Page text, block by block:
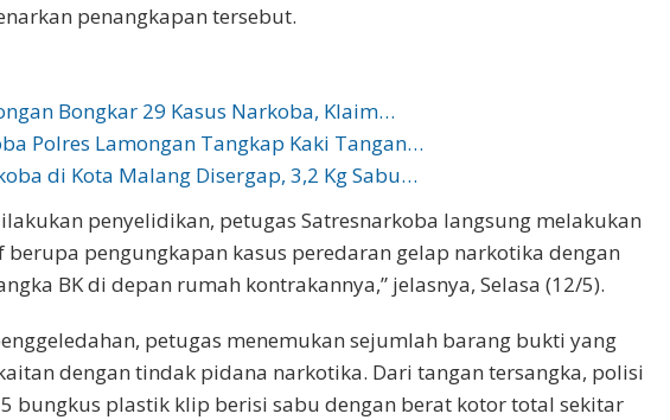
penangkapan tersebut.
Bongkar 29 Kasus Narkoba, Klaim…
Polres Lamongan Tangkap Kaki Tangan…
di Kota Malang Disergap, 3,2 Kg Sabu…
penyelidikan, petugas Satresnarkoba langsung melakukan
pengungkapan kasus peredaran gelap narkotika dengan
BK di depan rumah kontrakannya,” jelasnya, Selasa (12/5).
petugas menemukan sejumlah barang bukti yang
dengan tindak pidana narkotika. Dari tangan tersangka, polisi
bungkus plastik klip berisi sabu dengan berat kotor total sekitar